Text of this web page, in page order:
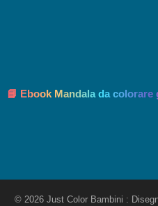
📘 Ebook Mandala da colorare
© 2026 Just Color Bambini :